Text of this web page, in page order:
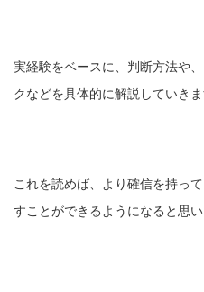
実経験をベースに、判断方法や
クなどを具体的に解説していきま
これを読めば、より確信を持っ
すことができるようになると思い